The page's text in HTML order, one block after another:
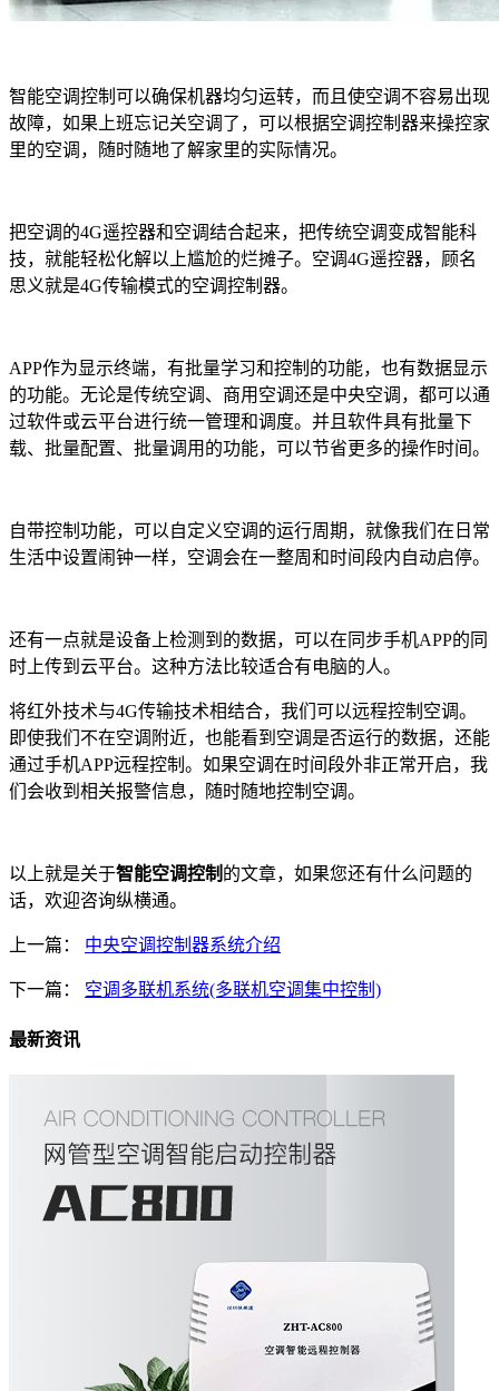
智能空调控制可以确保机器均匀运转，而且使空调不容易出现
故障，如果上班忘记关空调了，可以根据空调控制器来操控家
里的空调，随时随地了解家里的实际情况。
把空调的4G遥控器和空调结合起来，把传统空调变成智能科
技，就能轻松化解以上尴尬的烂摊子。空调4G遥控器，顾名
思义就是4G传输模式的空调控制器。
APP作为显示终端，有批量学习和控制的功能，也有数据显示
的功能。无论是传统空调、商用空调还是中央空调，都可以通
过软件或云平台进行统一管理和调度。并且软件具有批量下
载、批量配置、批量调用的功能，可以节省更多的操作时间。
自带控制功能，可以自定义空调的运行周期，就像我们在日常
生活中设置闹钟一样，空调会在一整周和时间段内自动启停。
还有一点就是设备上检测到的数据，可以在同步手机APP的同
时上传到云平台。这种方法比较适合有电脑的人。
将红外技术与4G传输技术相结合，我们可以远程控制空调。
即使我们不在空调附近，也能看到空调是否运行的数据，还能
通过手机APP远程控制。如果空调在时间段外非正常开启，我
们会收到相关报警信息，随时随地控制空调。
以上就是关于智能空调控制 的文章，如果您还有什么问题的
话，欢迎咨询纵横通。
上一篇： 中央空调控制器系统介绍
下一篇： 空调多联机系统(多联机空调集中控制)
最新资讯